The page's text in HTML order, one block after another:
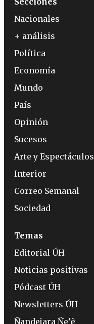
Nacionales
+ análisis
Política
Economía
Mundo
País
Opinión
Sucesos
Arte y Espectáculos
Interior
Correo Semanal
Sociedad
Temas
Editorial ÚH
Noticias positivas
Pódcast ÚH
Newsletters ÚH
Ñandejara Ñe’ẽ